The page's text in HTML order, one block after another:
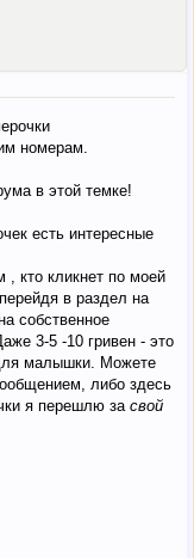
номерам.
в этой темке!
есть интересные
, кто кликнет по моей
в раздел на
на собственное
3-5 -10 гривен - это
малышки. Можете
либо здесь
я перешлю за свой